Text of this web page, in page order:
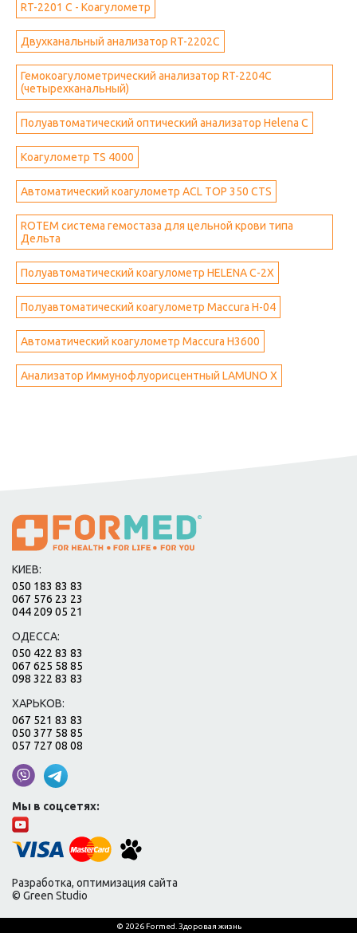
RT-2201 C - Коагулометр
Двухканальный анализатор RT-2202C
Гемокоагулометрический анализатор RT-2204C
(четырехканальный)
Полуавтоматический оптический анализатор Helena C
Коагулометр TS 4000
Автоматический коагулометр ACL TOP 350 CTS
ROTEM система гемостаза для цельной крови типа
Дельта
Полуавтоматический коагулометр HELENA C-2X
Полуавтоматический коагулометр Maccura H-04
Автоматический коагулометр Maccura H3600
Анализатор Иммунофлуорисцентный LAMUNO X
КИЕВ:
050 183 83 83
067 576 23 23
044 209 05 21
ОДЕССА:
050 422 83 83
067 625 58 85
098 322 83 83
ХАРЬКОВ:
067 521 83 83
050 377 58 85
057 727 08 08
Мы в соцсетях:
Разработка, оптимизация сайта
© Green Studio
© 2026 Formed. Здоровая жизнь